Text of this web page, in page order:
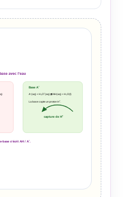
avec l’eau
Base A⁻
A⁻(aq) + H₃O⁺(aq) ⇄ AH(aq) + H₂O(l)
La base capte un proton H⁺.
capture de H⁺
s’écrit AH / A⁻.